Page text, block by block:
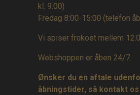
kl. 9.00)
Fredag 8:00-15:00 (telefon
Vi spiser frokost mellem
Webshoppen er åben 24/7.
Ønsker du en aftale
åbningstider, så kontakt